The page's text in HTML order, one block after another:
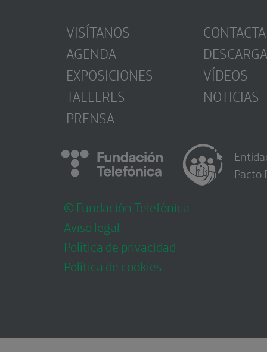
VISÍTANOS
AGENDA
EXPOSICIONES
TALLERES
PRENSA
CONTACTA
VÍDEOS
NOTICIAS
© Fundación Telefónica
Aviso legal
Política de privacidad
Política de cookies
Pacto